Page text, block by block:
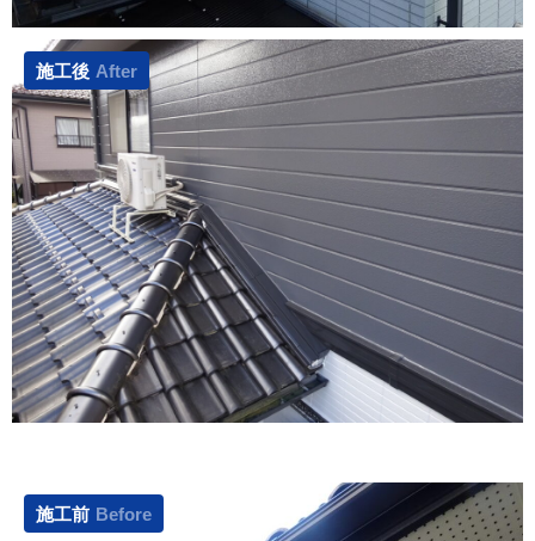
施工後 After
施工前 Before